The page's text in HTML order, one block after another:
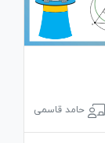
حامد قاسمی